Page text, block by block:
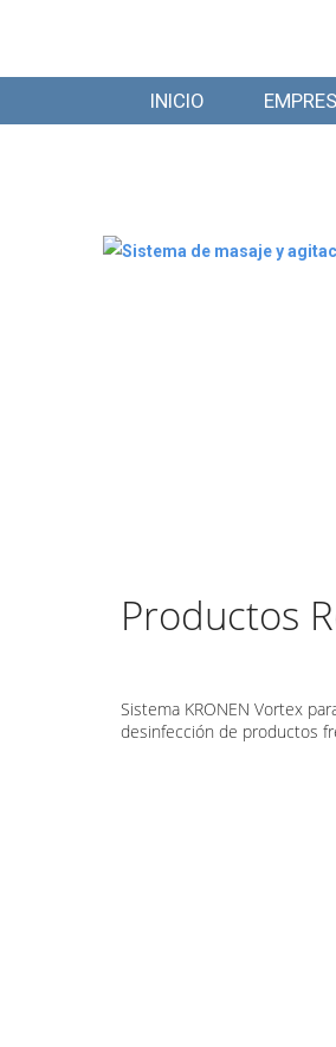
INICIO
Productos
Sistema KRONEN Vortex
desinfección de productos